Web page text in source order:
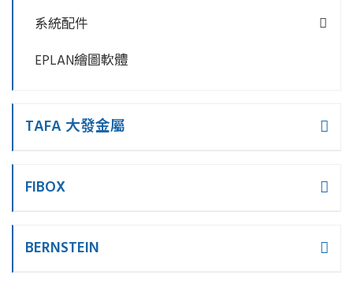
系統配件
EPLAN繪圖軟體
TAFA 大發金屬
FIBOX
BERNSTEIN